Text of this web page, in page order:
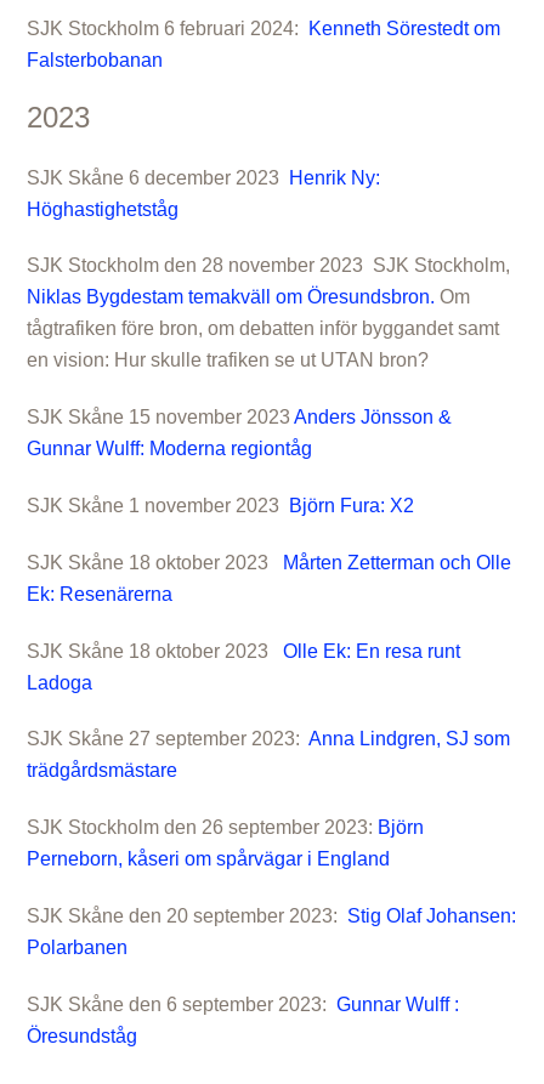
SJK Stockholm 6 februari 2024: Kenneth Sörestedt om
Falsterbobanan
2023
SJK Skåne 6 december 2023 Henrik Ny:
Höghastighetståg
SJK Stockholm den 28 november 2023 SJK Stockholm,
Niklas Bygdestam temakväll om Öresundsbron. Om
tågtrafiken före bron, om debatten inför byggandet samt
en vision: Hur skulle trafiken se ut UTAN bron?
SJK Skåne 15 november 2023Anders Jönsson &
Gunnar Wulff: Moderna regiontåg
SJK Skåne 1 november 2023 Björn Fura: X2
SJK Skåne 18 oktober 2023 Mårten Zetterman och Olle
Ek: Resenärerna
SJK Skåne 18 oktober 2023Olle Ek: En resa runt
Ladoga
SJK Skåne 27 september 2023:Anna Lindgren, SJ som
trädgårdsmästare
SJK Stockholm den 26 september 2023: Björn
Perneborn, kåseri om spårvägar i England
SJK Skåne den 20 september 2023: Stig Olaf Johansen:
Polarbanen
SJK Skåne den 6 september 2023:Gunnar Wulff :
Öresundståg